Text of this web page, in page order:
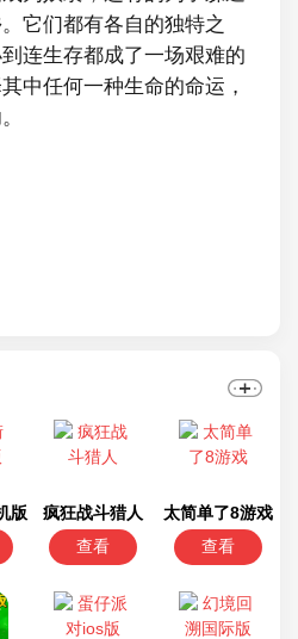
它们都有各自的独特之
连生存都成了一场艰难的
中任何一种生命的命运，
版
疯狂战斗猎人
查看
太简单了8游戏
查看